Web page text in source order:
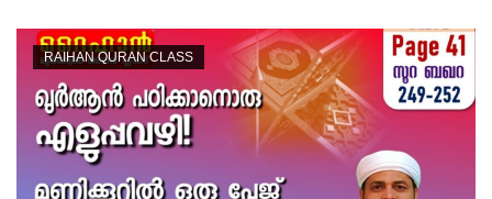
RAIHAN QURAN CLASS